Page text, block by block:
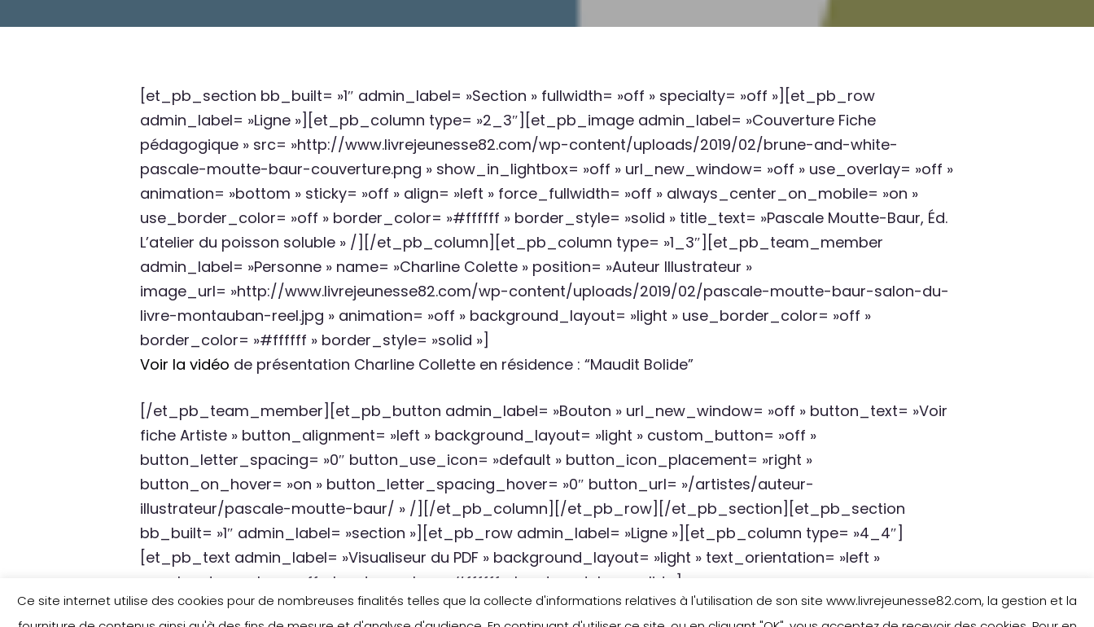
[et_pb_section bb_built= »1″ admin_label= »Section » fullwidth= »off » specialty= »off »][et_pb_row
admin_label= »Ligne »][et_pb_column type= »2_3″][et_pb_image admin_label= »Couverture Fiche
pédagogique » src= »http://www.livrejeunesse82.com/wp-content/uploads/2019/02/brune-and-white-
pascale-moutte-baur-couverture.png » show_in_lightbox= »off » url_new_window= »off » use_overlay= »off »
animation= »bottom » sticky= »off » align= »left » force_fullwidth= »off » always_center_on_mobile= »on »
use_border_color= »off » border_color= »#ffffff » border_style= »solid » title_text= »Pascale Moutte-Baur, Éd.
L’atelier du poisson soluble » /][/et_pb_column][et_pb_column type= »1_3″][et_pb_team_member
admin_label= »Personne » name= »Charline Colette » position= »Auteur Illustrateur »
image_url= »http://www.livrejeunesse82.com/wp-content/uploads/2019/02/pascale-moutte-baur-salon-du-
livre-montauban-reel.jpg » animation= »off » background_layout= »light » use_border_color= »off »
border_color= »#ffffff » border_style= »solid »]
Voir la vidéo de présentation Charline Collette en résidence : “Maudit Bolide”
[/et_pb_team_member][et_pb_button admin_label= »Bouton » url_new_window= »off » button_text= »Voir
fiche Artiste » button_alignment= »left » background_layout= »light » custom_button= »off »
button_letter_spacing= »0″ button_use_icon= »default » button_icon_placement= »right »
button_on_hover= »on » button_letter_spacing_hover= »0″ button_url= »/artistes/auteur-
illustrateur/pascale-moutte-baur/ » /][/et_pb_column][/et_pb_row][/et_pb_section][et_pb_section
bb_built= »1″ admin_label= »section »][et_pb_row admin_label= »Ligne »][et_pb_column type= »4_4″]
[et_pb_text admin_label= »Visualiseur du PDF » background_layout= »light » text_orientation= »left »
use_border_color= »off » border_color= »#ffffff » border_style= »solid »]
Ce site internet utilise des cookies pour de nombreuses finalités telles que la collecte d'informations relatives à l'utilisation de son site www.livrejeunesse82.com, la gestion et la